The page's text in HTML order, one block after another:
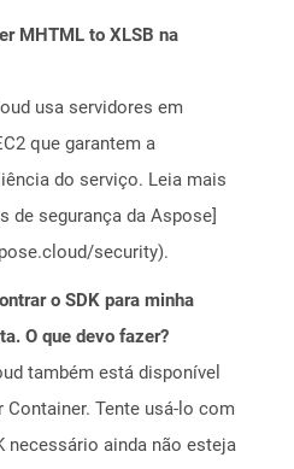
MHTML to XLSB na
usa servidores em
que garantem a
do serviço. Leia mais
de segurança da Aspose]
security).
o SDK para minha
O que devo fazer?
também está disponível
Tente usá-lo com
necessário ainda não esteja